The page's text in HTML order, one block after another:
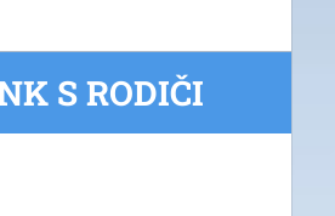
S RODIČI